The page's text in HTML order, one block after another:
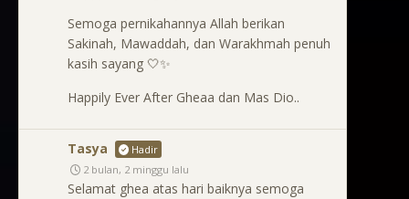
Semoga pernikahannya Allah berikan
Sakinah, Mawaddah, dan Warakhmah penuh
kasih sayang 🤍✨
Happily Ever After Gheaa dan Mas Dio..
Tasya
Hadir
2 bulan, 2 minggu lalu
Selamat ghea atas hari baiknya semoga